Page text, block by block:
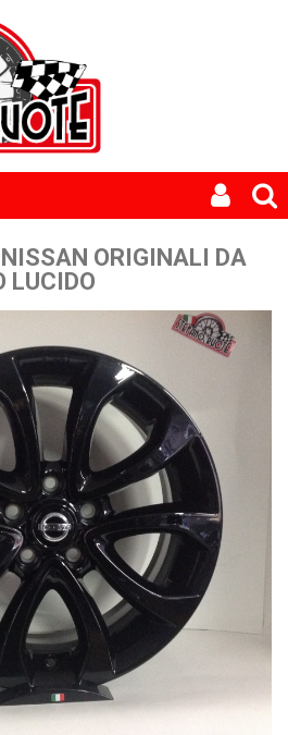
ORIGINALI DA
LUCIDO